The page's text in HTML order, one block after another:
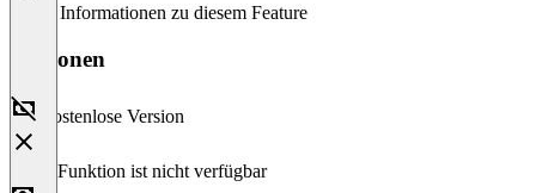
Keine Informationen zu diesem Feature
Versionen
Kostenlose Version
Diese Funktion ist nicht verfügbar